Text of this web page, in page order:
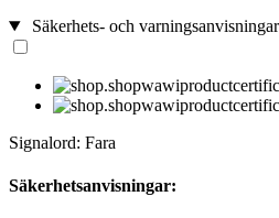
Säkerhets- och varningsanvisningar
Signalord: Fara
Säkerhetsanvisningar: